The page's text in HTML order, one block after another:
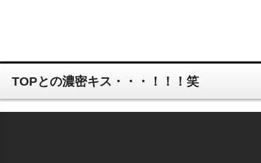
TOPとの濃密キス・・・！！！笑